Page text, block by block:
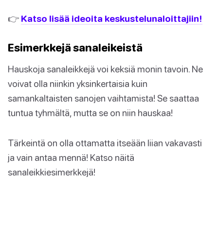
👉 Katso lisää ideoita keskustelunaloittajiin!
Esimerkkejä sanaleikeistä
Hauskoja sanaleikkejä voi keksiä monin tavoin. Ne
voivat olla niinkin yksinkertaisia kuin
samankaltaisten sanojen vaihtamista! Se saattaa
tuntua tyhmältä, mutta se on niin hauskaa!
Tärkeintä on olla ottamatta itseään liian vakavasti
ja vain antaa mennä! Katso näitä
sanaleikkiesimerkkejä!